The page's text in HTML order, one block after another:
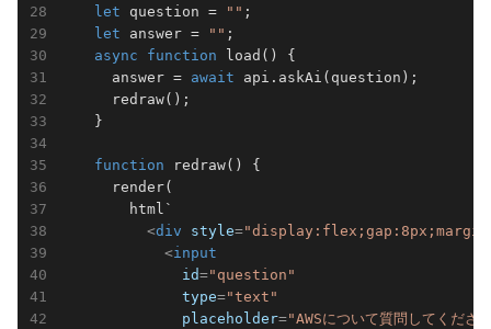
let question = "" ;
let answer = "" ;
async
function load ( ) {
answer = await api.askAi(question);
redraw();
}
function redraw( ) {
render(
html`
<div style=
<input
id="question"
type="text"
placeholder="AWSについて質問してくださ